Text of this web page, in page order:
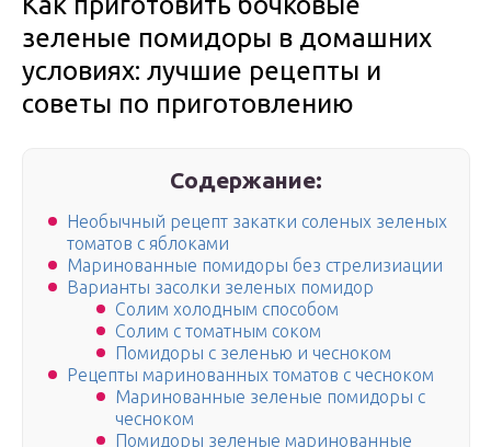
зеленые помидоры в домашних
условиях: лучшие рецепты и
советы по приготовлению
Содержание:
Необычный рецепт закатки соленых зеленых
томатов с яблоками
Маринованные помидоры без стрелизиации
Варианты засолки зеленых помидор
Солим холодным способом
Солим с томатным соком
Помидоры с зеленью и чесноком
Рецепты маринованных томатов с чесноком
Маринованные зеленые помидоры с
чесноком
Помидоры зеленые маринованные